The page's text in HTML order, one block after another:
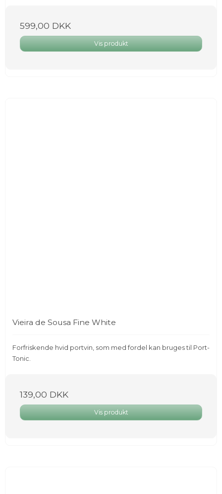
599,00 DKK
Vis produkt
Vieira de Sousa Fine White
Forfriskende hvid portvin, som med fordel kan bruges til Port-
Tonic.
139,00 DKK
Vis produkt